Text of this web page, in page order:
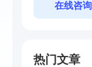
在线咨询
热门文章